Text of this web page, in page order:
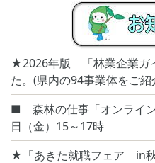
★2026年版 「林業企業ガ
た。(県内の94事業体をご紹
■ 森林の仕事「オンライ
日（金）15～17時
★「あきた就職フェア in秋